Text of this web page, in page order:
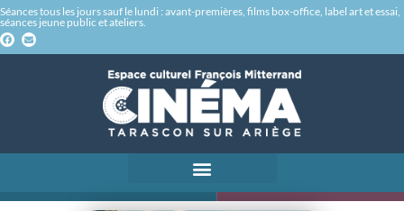
Séances tous les jours sauf le lundi : avant-premières, films box-office, label art et essai,
séances jeune public et ateliers.